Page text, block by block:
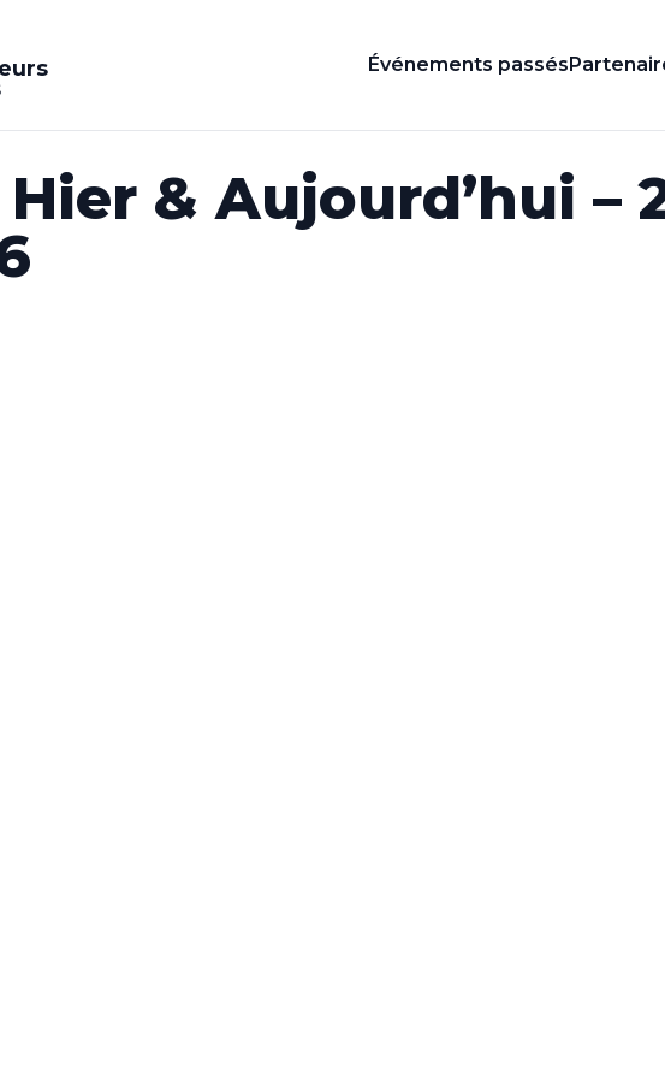
Événements passés
Hier & Aujourd’hui –